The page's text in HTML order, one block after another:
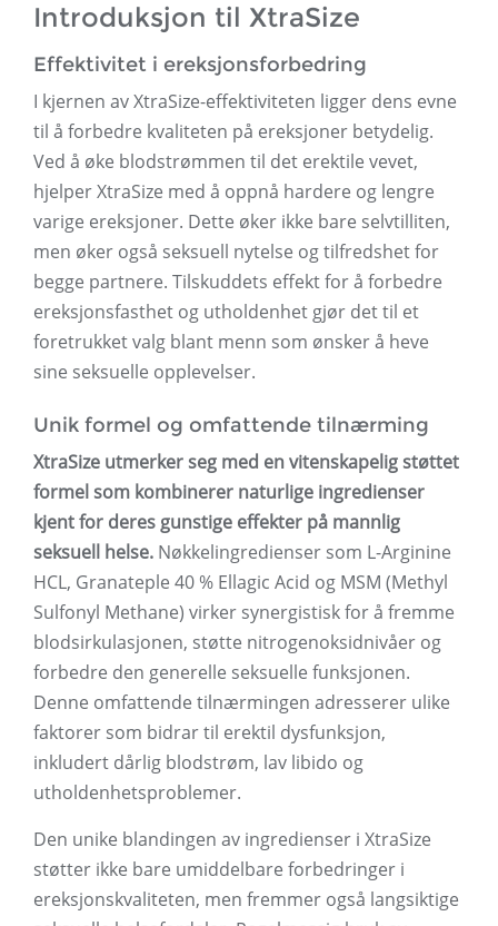
Introduksjon til XtraSize
Effektivitet i ereksjonsforbedring
I kjernen av XtraSize-effektiviteten ligger dens evne
til å forbedre kvaliteten på ereksjoner betydelig.
Ved å øke blodstrømmen til det erektile vevet,
hjelper XtraSize med å oppnå hardere og lengre
varige ereksjoner. Dette øker ikke bare selvtilliten,
men øker også seksuell nytelse og tilfredshet for
begge partnere. Tilskuddets effekt for å forbedre
ereksjonsfasthet og utholdenhet gjør det til et
foretrukket valg blant menn som ønsker å heve
sine seksuelle opplevelser.
Unik formel og omfattende tilnærming
XtraSize utmerker seg med en vitenskapelig støttet
formel som kombinerer naturlige ingredienser
kjent for deres gunstige effekter på mannlig
seksuell helse. Nøkkelingredienser som L-Arginine
HCL, Granateple 40 % Ellagic Acid og MSM (Methyl
Sulfonyl Methane) virker synergistisk for å fremme
blodsirkulasjonen, støtte nitrogenoksidnivåer og
forbedre den generelle seksuelle funksjonen.
Denne omfattende tilnærmingen adresserer ulike
faktorer som bidrar til erektil dysfunksjon,
inkludert dårlig blodstrøm, lav libido og
utholdenhetsproblemer.
Den unike blandingen av ingredienser i XtraSize
støtter ikke bare umiddelbare forbedringer i
ereksjonskvaliteten, men fremmer også langsiktige